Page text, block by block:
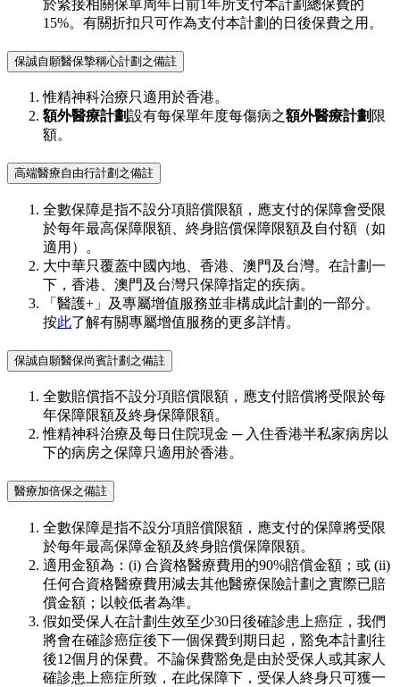
於緊接相關保單周年日前1年所支付本計劃總保費的
15%。有關折扣只可作為支付本計劃的日後保費之用。
保誠自願醫保摯稱心計劃之備註
惟精神科治療只適用於香港。
額外醫療計劃設有每保單年度每傷病之額外醫療計劃 限
額。
高端醫療自由行計劃之備註
全數保障是指不設分項賠償限額，應支付的保障會受限
於每年最高保障限額、終身賠償保障限額及自付額（如
適用）。
大中華只覆蓋中國內地、香港、澳門及台灣。在計劃一
下，香港、澳門及台灣只保障指定的疾病。
「醫護+」及專屬增值服務並非構成此計劃的一部分。
按此了解有關專屬增值服務的更多詳情。
保誠自願醫保尚賓計劃之備註
全數賠償指不設分項賠償限額，應支付賠償將受限於每
年保障限額及終身保障限額。
惟精神科治療及每日住院現金 ─ 入住香港半私家病房以
下的病房之保障只適用於香港。
醫療加倍保之備註
全數保障是指不設分項賠償限額，應支付的保障將受限
於每年最高保障金額及終身賠償保障限額。
適用金額為：(i) 合資格醫療費用的90%賠償金額；或 (ii)
任何合資格醫療費用減去其他醫療保險計劃之實際已賠
償金額；以較低者為準。
假如受保人在計劃生效至少30日後確診患上癌症，我們
將會在確診癌症後下一個保費到期日起，豁免本計劃往
後12個月的保費。不論保費豁免是由於受保人或其家人
確診患上癌症所致，在此保障下，受保人終身只可獲一